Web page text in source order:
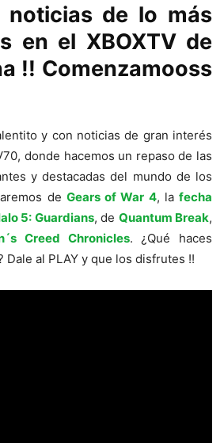
noticias de lo más
en el XBOXTV de
!! Comenzamooss
y con noticias de gran interés
donde hacemos un repaso de las
y destacadas del mundo de los
de Gears of War 4, lafecha
5: Guardians, de Quantum Break,
Creed Chronicles. ¿Qué haces
Dale al PLAY y que los disfrutes !!